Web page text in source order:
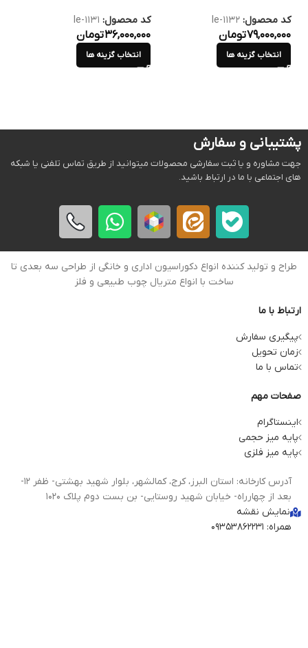
کد محصول: le-1132
79,000,000تومان
انتخاب گزینه ها
کد محصول: le-1131
36,000,000تومان
انتخاب گزینه ها
پشتیبانی و سفارش
جهت مشاوره و یا ثبت سفارشی محصولات میتوانید از طریق تماس تلفنی یا شبکه
های اجتماعی با ما در ارتباط باشید.
طراح و تولید کننده انواع دکوراسیون اداری و خانگی از طراحی سه بعدی تا
ساخت با انواع متریال چوب طبیعی و فلز
ارتباط با ما
پیگیری سفارش
زمان تحویل
تماس با ما
صفحات مهم
اینستاگرام
پایه میز حجمی
پایه میز فلزی
آدرس کارخانه: استان البرز، کرج، کمالشهر، بلوار شهید بهشتی- ظفر 12-
بعد از چهارراه- خیابان شهید روستایی- بن بست دوم پلاک 1020
نمایش نقشه
همراه: 09353862231